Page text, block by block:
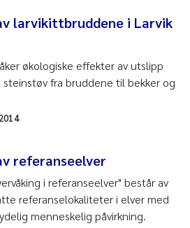
larvikittbruddene i Larvik
økologiske effekter av utslipp
fra bruddene til bekker og
2014
referanseelver
i referanseelver" består av
referanselokaliteter i elver med
menneskelig påvirkning.